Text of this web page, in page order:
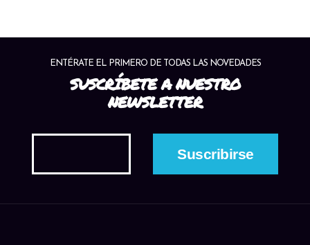
ENTÉRATE EL PRIMERO DE TODAS LAS NOVEDADES
SUSCRÍBETE A NUESTRO
NEWSLETTER